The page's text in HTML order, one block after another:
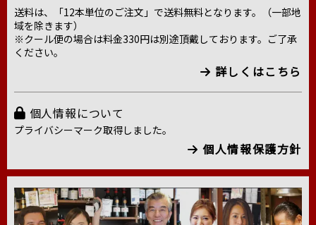
送料は、「12本単位のご注文」で送料無料となります。（一部地
域を除きます）
※クール便の場合は料金330円は別途頂戴しております。ご了承
ください。
詳しくはこちら
個人情報について
プライバシーマーク取得しました。
個人情報保護方針